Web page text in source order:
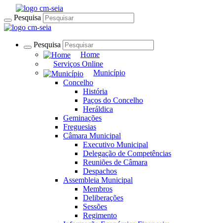
Pesquisa
Pesquisa
Home
Serviços Online
Município
Concelho
História
Paços do Concelho
Heráldica
Geminações
Freguesias
Câmara Municipal
Executivo Municipal
Delegação de Competências
Reuniões de Câmara
Despachos
Assembleia Municipal
Membros
Deliberações
Sessões
Regimento